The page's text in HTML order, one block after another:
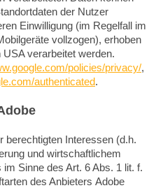
der Nutzer
Einwilligung (im Regelfall im
vollzogen), erhoben
verarbeitet werden.
policies/privacy/,
authenticated.
berechtigten Interessen (d.h.
und wirtschaftlichem
Sinne des Art. 6 Abs. 1 lit. f.
des Anbieters Adobe